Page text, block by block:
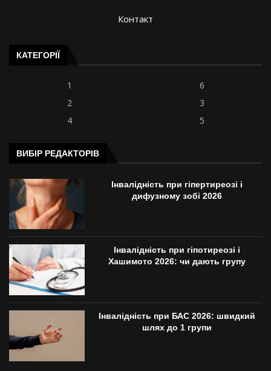
Контакт
КАТЕГОРІЇ
1
6
2
3
4
5
ВИБІР РЕДАКТОРІВ
Інвалідність при гіпертиреозі і
дифузному зобі 2026
Інвалідність при гіпотиреозі і
Хашимото 2026: чи дають групу
Інвалідність при БАС 2026: швидкий
шлях до 1 групи